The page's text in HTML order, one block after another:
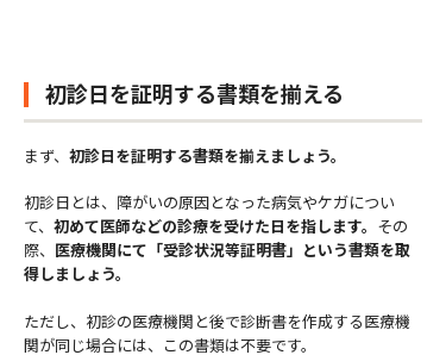
初診日を証明する書類を揃える
まず、 初診日を証明する書類を揃えましょう。
初診日とは、障がいの原因となった病気やケガについ
て、 初めて医師などの診療を受けた日を指します。 その
際、 医療機関にて「受診状況等証明書」という書類を取
得しましょう。
ただし、初診の医療機関と後で診断書を作成する医療機
関が同じ場合には、この書類は不要です。